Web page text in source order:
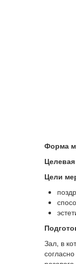
Форма
Цели
Зал, в